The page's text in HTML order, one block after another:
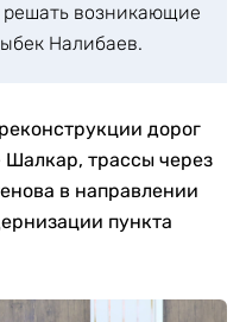
возникающие
Налибаев.
дорог
трассы через
в направлении
пункта